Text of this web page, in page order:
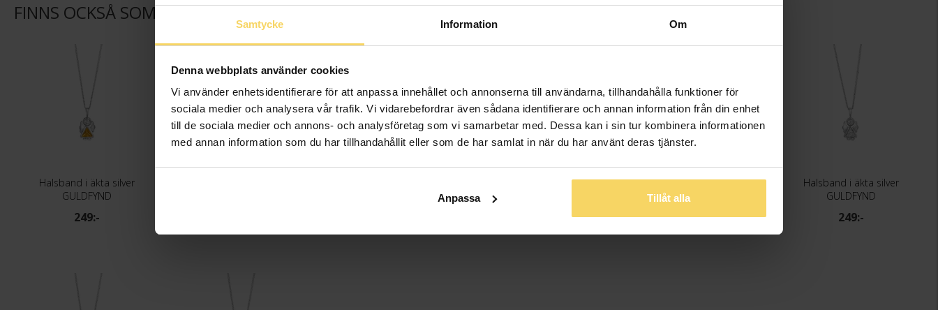
Samtycke Information Om
Denna webbplats använder cookies
Vi använder enhetsidentifierare för att anpassa innehållet och annonserna till användarna, tillhandahålla funktioner för
sociala medier och analysera vår trafik. Vi vidarebefordrar även sådana identifierare och annan information från din enhet
till de sociala medier och annons- och analysföretag som vi samarbetar med. Dessa kan i sin tur kombinera informationen
med annan information som du har tillhandahållit eller som de har samlat in när du har använt deras tjänster.
Anpassa Tillåt alla
FINNS OCKSÅ SOM
Halsband i äkta silver
GULDFYND
249:-
Halsband i äkta silver
Halsband i äkta silver
GULDFYND
249:-
Halsband i äkta silver
GULDFYND
249:-